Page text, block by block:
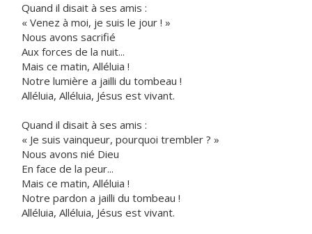
Quand il disait à ses amis :
« Venez à moi, je suis le jour ! »
Nous avons sacrifié
Aux forces de la nuit...
Mais ce matin, Alléluia !
Notre lumière a jailli du tombeau !
Alléluia, Alléluia, Jésus est vivant.
Quand il disait à ses amis :
« Je suis vainqueur, pourquoi trembler ? »
Nous avons nié Dieu
En face de la peur...
Mais ce matin, Alléluia !
Notre pardon a jailli du tombeau !
Alléluia, Alléluia, Jésus est vivant.